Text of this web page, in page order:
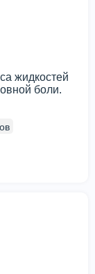
жидкостей
боли.